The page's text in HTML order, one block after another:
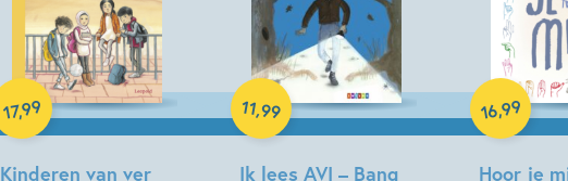
Kinderen van ver
17,99
Hardcover
Ik lees AVI – Bang
11,99
Hardcover
Hoor je
16,99
Hardcover